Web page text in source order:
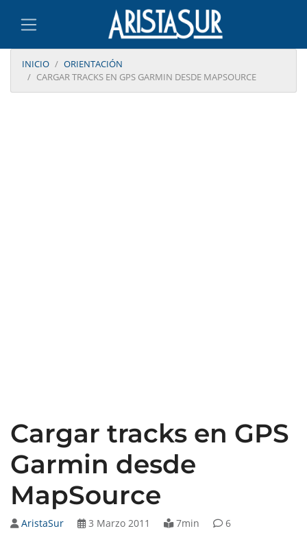
INICIO
ORIENTACIÓN
CARGAR TRACKS EN GPS GARMIN DESDE MAPSOURCE
Cargar tracks en GPS
Garmin desde
MapSource
AristaSur 3 Marzo 2011 7min 6